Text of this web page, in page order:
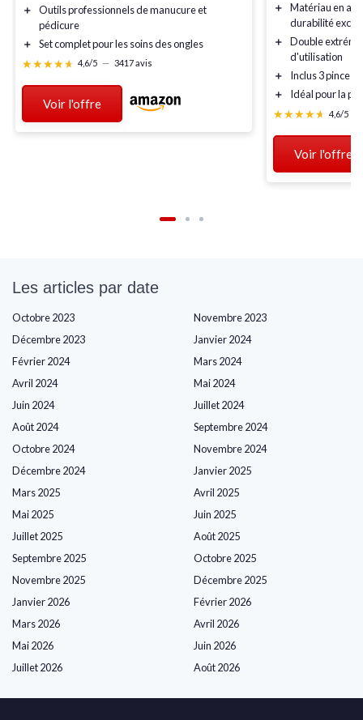
＋
Outils professionnelsde manucure et
pédicure
＋
Set completpour les soins des ongles
★★★★★
★★★★★ 4,6/5 — 3417 avis
Voir l'offre
＋
Matériau en
durabilité
＋
Double
d'utilisation
＋
Inclus 3 pinces
＋
Idéal pour la
★★★★★
★★★★★ 4,6/5
Voir l'offre
Les articles par date
Octobre 2023
Novembre 2023
Décembre 2023
Janvier 2024
Février 2024
Mars 2024
Avril 2024
Mai 2024
Juin 2024
Juillet 2024
Août 2024
Septembre 2024
Octobre 2024
Novembre 2024
Décembre 2024
Janvier 2025
Mars 2025
Avril 2025
Mai 2025
Juin 2025
Juillet 2025
Août 2025
Septembre 2025
Octobre 2025
Novembre 2025
Décembre 2025
Janvier 2026
Février 2026
Mars 2026
Avril 2026
Mai 2026
Juin 2026
Juillet 2026
Août 2026